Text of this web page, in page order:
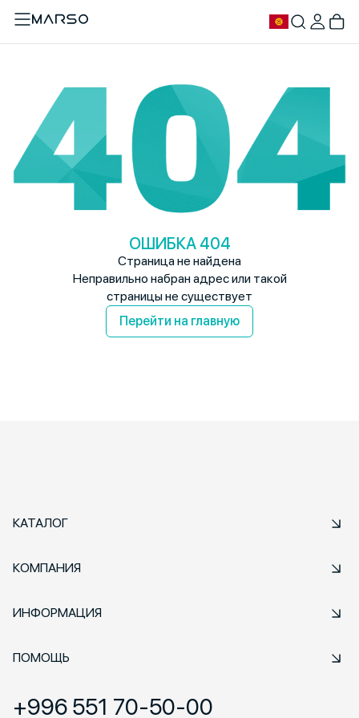
ОШИБКА 404
Страница не найдена
Неправильно набран адрес или такой
страницы не существует
Перейти на главную
+996 551 70-50-00
КАТАЛОГ
КОМПАНИЯ
ИНФОРМАЦИЯ
ПОМОЩЬ